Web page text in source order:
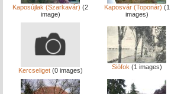
Kaposújlak (Szarkavár) (2
image)
Kaposvár (Toponár) (1
images)
Kercseliget(0 images) Siófok (1 images)